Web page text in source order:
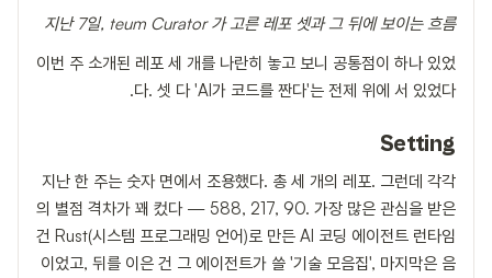
지난 7일, teum Curator 가 고른 레포 셋과 그 뒤에 보이는 흐름
이번 주 소개된 레포 세 개를 나란히 놓고 보니 공통점이 하나 있었
다. 셋 다 'AI가 코드를 짠다'는 전제 위에 서 있었다.
Setting
지난 한 주는 숫자 면에서 조용했다. 총 세 개의 레포. 그런데 각각
의 별점 격차가 꽤 컸다 — 588, 217, 90. 가장 많은 관심을 받은
건 Rust(시스템 프로그래밍 언어)로 만든 AI 코딩 에이전트 런타임
이었고, 뒤를 이은 건 그 에이전트가 쓸 '기술 모음집', 마지막은 음